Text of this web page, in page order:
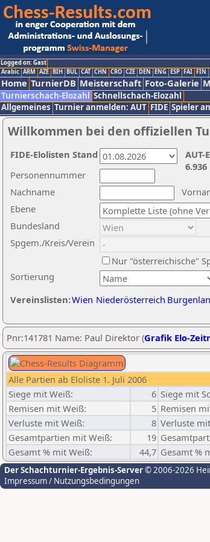
Logged on: Gast
Arabic ARM AZE BIH BUL CAT CHN CRO CZE DEN ENG ESP FAI FIN
Home TurnierDB Meisterschaft Foto-Galerie
Turnierschach-Elozahl Schnellschach-Elozahl
Allgemeines Turnier anmelden: AUT FIDE Spieler
Willkommen bei den offiziellen
Nachname
Ebene
Sortierung
Personennummer
Bundesland
Spgem./Kreis/Verein
Nur "österreichische"
Vereinslisten:Wien Niederösterreich
AUT-
6.936
FIDE-Elolisten Stand
Pnr:141781 Name: Paul Direktor (Grafik Elo-
Alle Partien ab Eloliste 1. Juli 2006
Siege mit Weiß:
6 Siege mit
Remisen mit Weiß:
5 Remisen
Verluste mit Weiß:
8 Verluste
Gesamtpartien mit Weiß:
19
Gesamt % mit Weiß:
44,7 Gesamt %
Der Schachturnier-Ergebnis-Server© 2006-2026
Impressum / Nutzungsbedingungen